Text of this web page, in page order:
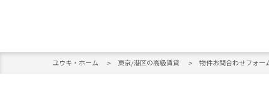
ユウキ・ホーム 東京/港区の高級賃貸 物件お問合わせフォー